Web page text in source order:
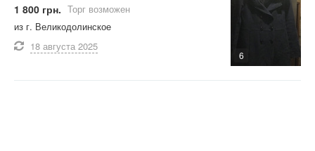
6
1 800 грн. Торг возможен
из г. Великодолинское
18 августа 2025